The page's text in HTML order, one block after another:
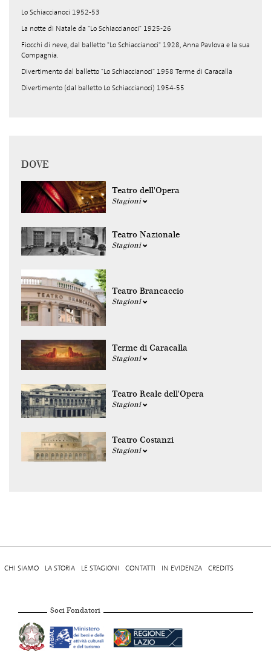
Lo Schiaccianoci 1952-53
La notte di Natale da "Lo Schiaccianoci" 1925-26
Fiocchi di neve, dal balletto "Lo Schiaccianoci" 1928, Anna Pavlova e la sua
Compagnia.
Divertimento dal balletto "Lo Schiaccianoci" 1958 Terme di Caracalla
Divertimento (dal balletto Lo Schiaccianoci) 1954-55
DOVE
Teatro dell'Opera
Stagioni
Teatro Nazionale
Stagioni
Teatro Brancaccio
Stagioni
Terme di Caracalla
Stagioni
Teatro Reale dell'Opera
Stagioni
Teatro Costanzi
Stagioni
CHI SIAMO LA STORIA LE STAGIONI CONTATTI IN EVIDENZA CREDITS
Soci Fondatori